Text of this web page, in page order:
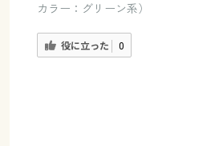
カラー：グリーン系）
役に立った 0